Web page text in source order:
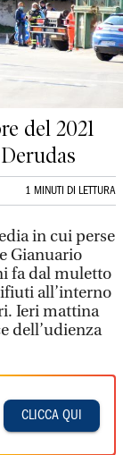
del 2021
1 MINUTI DI LETTURA
in cui perse
Gianuario
fa dal muletto
all’interno
Ieri mattina
dell’udienza
CLICCA QUI